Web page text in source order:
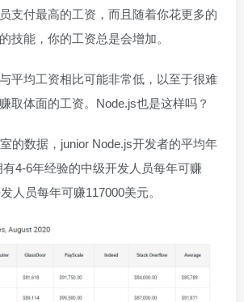
支付最高的工资，而且随着你花更多的
技能，你的工资总是会增加。
平均工资相比可能非常低，以至于很难
取体面的工资。Node.js也是这样吗？
的数据，junior Node.js开发者的平均年
4-6年经验的中级开发人员每年可赚
人员每年可赚117000美元。